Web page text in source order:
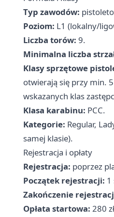
Typ zawodów:
Poziom: L1 (lokalny/
Liczba torów: 9.
Minimalna liczba
Klasy sprzętowe
otwierają się przy min.
wskazanych klas
Klasa karabinu: PCC.
Kategorie: Regular,
samej klasie).
Rejestracja i opłaty
Rejestracja: poprzez
Początek rejestracji: 1
Zakończenie
Opłata startowa: 280